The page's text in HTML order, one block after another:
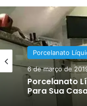
certo.
Arquitetos
Interiores
vinílico
Porcelanato
6 de março de
Decoração
19 de dezembro
Porcelanato
para seu piso!